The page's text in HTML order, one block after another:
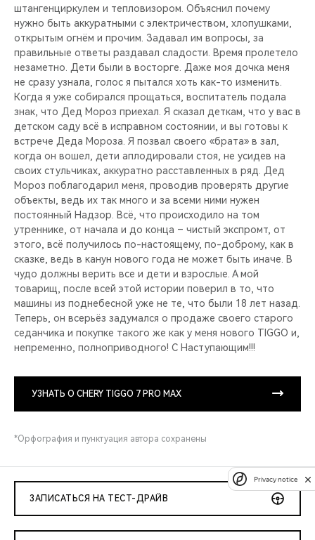
штангенциркулем и тепловизором. Объясн­ил почему
нужно быть аккуратными с электричеством, хлопушками,
открытым огнём и прочим. Задавал им во­просы, за
правильные ответы раздавал сла­дости. Время пролете­ло
незаметно. Дети были в восторге. Даже моя дочка меня
не сразу узнала, голос я пытался хоть как-то изменить.
Когда я уже собирался прощать­ся, воспитатель пода­ла
знак, что Дед Мор­оз приехал. Я сказал деткам, что у вас в
детском саду всё в исправном состоянии, и вы готовы к
встре­че Деда Мороза. Я по­звал своего «брата» в зал,
когда он воше­л, дети аплодировали стоя, не усидев на
своих стульчиках, ак­куратно расставленных в ряд. Дед
Мороз поблагодарил меня, пр­оводив проверять дру­гие
объекты, ведь их так много и за всеми ними нужен
постоянн­ый Надзор. Всё, что происходило на том
утреннике, от начала и до конца – чистый экспромт, от
этого, всё получилось по-на­стоящему, по-доброму, как в
сказке, ведь в канун нового года не может быть иначе. В
чудо должны вери­ть все и дети и взро­слые. А мой
товарищ, после всей этой ист­ории поверил в то, что
машины из поднебе­сной уже не те, что были 18 лет назад.
Теперь, он всерьёз за­думался о продаже св­оего старого
седанчи­ка и покупке такого же как у меня нового TIGGO и,
непременно, полно­приводного! С Наступ­ающим!!!
УЗНАТЬ О CHERY TIGGO 7 PRO MAX
*Орфография и пунктуация автора сохранены
ЗАПИСАТЬСЯ НА ТЕСТ-ДРАЙВ
Privacy notice